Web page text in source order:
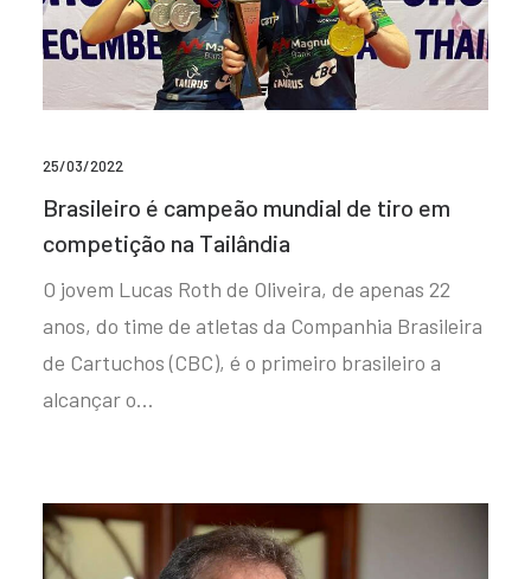
25/03/2022
Brasileiro é campeão mundial de tiro em
competição na Tailândia
O jovem Lucas Roth de Oliveira, de apenas 22
anos, do time de atletas da Companhia Brasileira
de Cartuchos (CBC), é o primeiro brasileiro a
alcançar o…